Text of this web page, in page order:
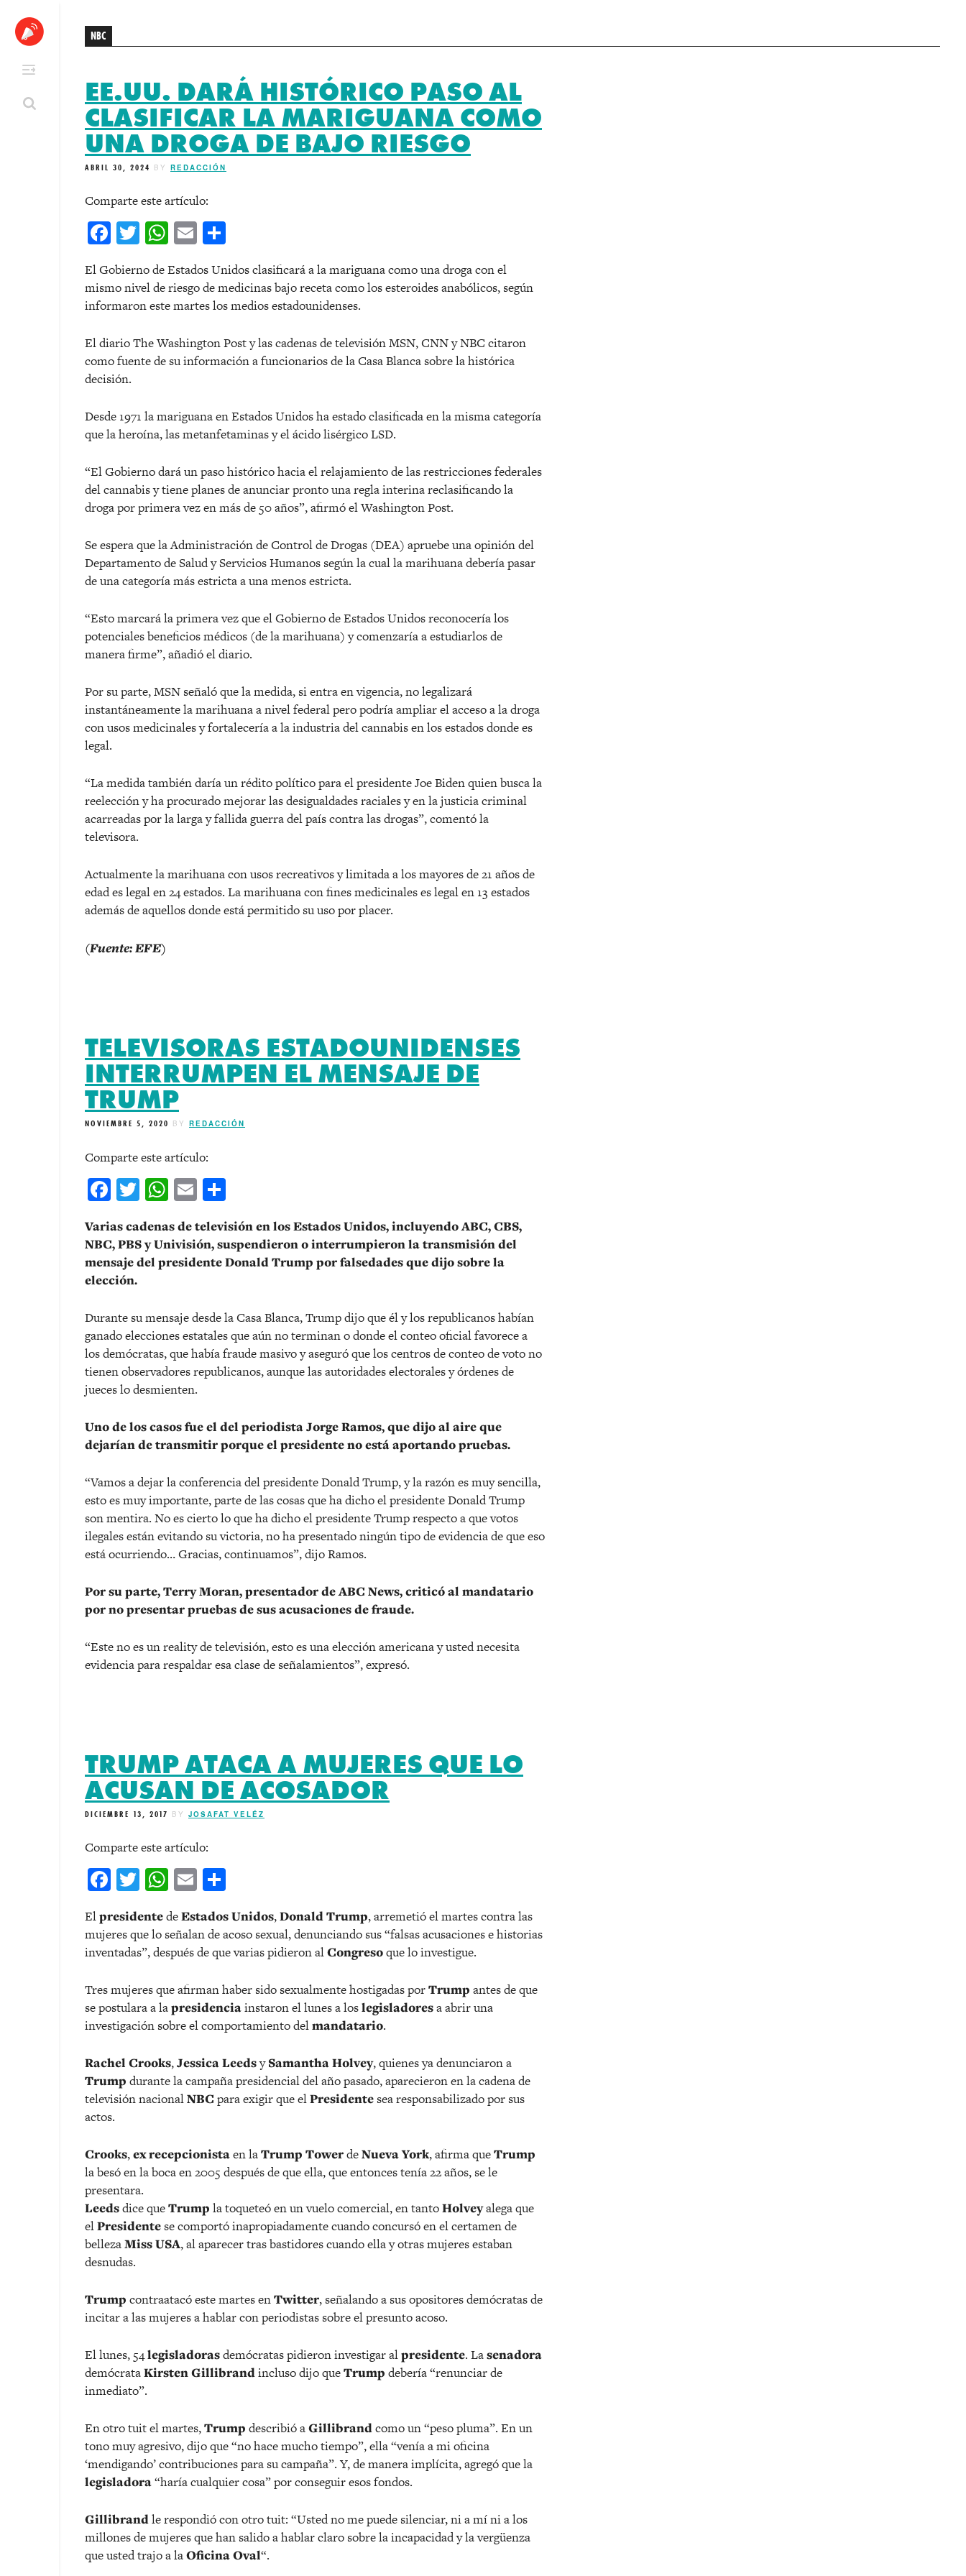
content
NBC
EE.UU. DARÁ HISTÓRICO PASO AL
CLASIFICAR LA MARIGUANA COMO
UNA DROGA DE BAJO RIESGO
ABRIL 30, 2024 BY REDACCIÓN
Comparte este artículo:
Facebook
Twitter
WhatsApp
Email
El Gobierno de Estados Unidos clasificará a la mariguana como una droga con el
mismo nivel de riesgo de medicinas bajo receta como los esteroides anabólicos, según
informaron este martes los medios estadounidenses.
El diario The Washington Post y las cadenas de televisión MSN, CNN y NBC citaron
como fuente de su información a funcionarios de la Casa Blanca sobre la histórica
decisión.
Desde 1971 la mariguana en Estados Unidos ha estado clasificada en la misma categoría
que la heroína, las metanfetaminas y el ácido lisérgico LSD.
“El Gobierno dará un paso histórico hacia el relajamiento de las restricciones federales
del cannabis y tiene planes de anunciar pronto una regla interina reclasificando la
droga por primera vez en más de 50 años”, afirmó el Washington Post.
Se espera que la Administración de Control de Drogas (DEA) apruebe una opinión del
Departamento de Salud y Servicios Humanos según la cual la marihuana debería pasar
de una categoría más estricta a una menos estricta.
“Esto marcará la primera vez que el Gobierno de Estados Unidos reconocería los
potenciales beneficios médicos (de la marihuana) y comenzaría a estudiarlos de
manera firme”, añadió el diario.
Por su parte, MSN señaló que la medida, si entra en vigencia, no legalizará
instantáneamente la marihuana a nivel federal pero podría ampliar el acceso a la droga
con usos medicinales y fortalecería a la industria del cannabis en los estados donde es
legal.
“La medida también daría un rédito político para el presidente Joe Biden quien busca la
reelección y ha procurado mejorar las desigualdades raciales y en la justicia criminal
acarreadas por la larga y fallida guerra del país contra las drogas”, comentó la
televisora.
Actualmente la marihuana con usos recreativos y limitada a los mayores de 21 años de
edad es legal en 24 estados. La marihuana con fines medicinales es legal en 13 estados
además de aquellos donde está permitido su uso por placer.
(Fuente: EFE)
TELEVISORAS ESTADOUNIDENSES
INTERRUMPEN EL MENSAJE DE
TRUMP
NOVIEMBRE 5, 2020 BY REDACCIÓN
Comparte este artículo:
Facebook
Twitter
WhatsApp
Email
Varias cadenas de televisión en los Estados Unidos, incluyendo ABC, CBS,
NBC, PBS y Univisión, suspendieron o interrumpieron la transmisión del
mensaje del presidente Donald Trump por falsedades que dijo sobre la
elección.
Durante su mensaje desde la Casa Blanca, Trump dijo que él y los republicanos habían
ganado elecciones estatales que aún no terminan o donde el conteo oficial favorece a
los demócratas, que había fraude masivo y aseguró que los centros de conteo de voto no
tienen observadores republicanos, aunque las autoridades electorales y órdenes de
jueces lo desmienten.
Uno de los casos fue el del periodista Jorge Ramos, que dijo al aire que
dejarían de transmitir porque el presidente no está aportando pruebas.
“Vamos a dejar la conferencia del presidente Donald Trump, y la razón es muy sencilla,
esto es muy importante, parte de las cosas que ha dicho el presidente Donald Trump
son mentira. No es cierto lo que ha dicho el presidente Trump respecto a que votos
ilegales están evitando su victoria, no ha presentado ningún tipo de evidencia de que eso
está ocurriendo… Gracias, continuamos”, dijo Ramos.
Por su parte, Terry Moran, presentador de ABC News, criticó al mandatario
por no presentar pruebas de sus acusaciones de fraude.
“Este no es un reality de televisión, esto es una elección americana y usted necesita
evidencia para respaldar esa clase de señalamientos”, expresó.
TRUMP ATACA A MUJERES QUE LO
ACUSAN DE ACOSADOR
DICIEMBRE 13, 2017 BY JOSAFAT VELÉZ
Comparte este artículo:
Facebook
Twitter
WhatsApp
Email
ElpresidentedeEstados Unidos,Donald Trump, arremetió el martes contra las
mujeres que lo señalan de acoso sexual, denunciando sus “falsas acusaciones e historias
inventadas”, después de que varias pidieron alCongresoque lo investigue.
Tres mujeres que afirman haber sido sexualmente hostigadas porTrump antes de que
se postulara a lapresidenciainstaron el lunes a loslegisladoresa abrir una
investigación sobre el comportamiento delmandatario.
Rachel Crooks,Jessica LeedsySamantha Holvey, quienes ya denunciaron a
Trump durante la campaña presidencial del año pasado, aparecieron en la cadena de
televisión nacionalNBC para exigir que elPresidentesea responsabilizado por sus
actos.
Crooks,ex recepcionistaen laTrump TowerdeNueva York, afirma queTrump
la besó en la boca en 2005 después de que ella, que entonces tenía 22 años, se le
presentara.
Leedsdice queTrump la toqueteó en un vuelo comercial, en tantoHolveyalega que
elPresidentese comportó inapropiadamente cuando concursó en el certamen de
bellezaMiss USA, al aparecer tras bastidores cuando ella y otras mujeres estaban
desnudas.
Trump contraatacó este martes enTwitter, señalando a sus opositores demócratas de
incitar a las mujeres a hablar con periodistas sobre el presunto acoso.
El lunes, 54legisladorasdemócratas pidieron investigar alpresidente. Lasenadora
demócrataKirsten Gillibrandincluso dijo queTrump debería “renunciar de
inmediato”.
En otro tuit el martes,Trump describió aGillibrandcomo un “peso pluma”. En un
tono muy agresivo, dijo que “no hace mucho tiempo”, ella “venía a mi oficina
‘mendigando’ contribuciones para su campaña”. Y, de manera implícita, agregó que la
legisladora“haría cualquier cosa” por conseguir esos fondos.
Gillibrandle respondió con otro tuit: “Usted no me puede silenciar, ni a mí ni a los
millones de mujeres que han salido a hablar claro sobre la incapacidad y la vergüenza
que usted trajo a laOficina Oval“.